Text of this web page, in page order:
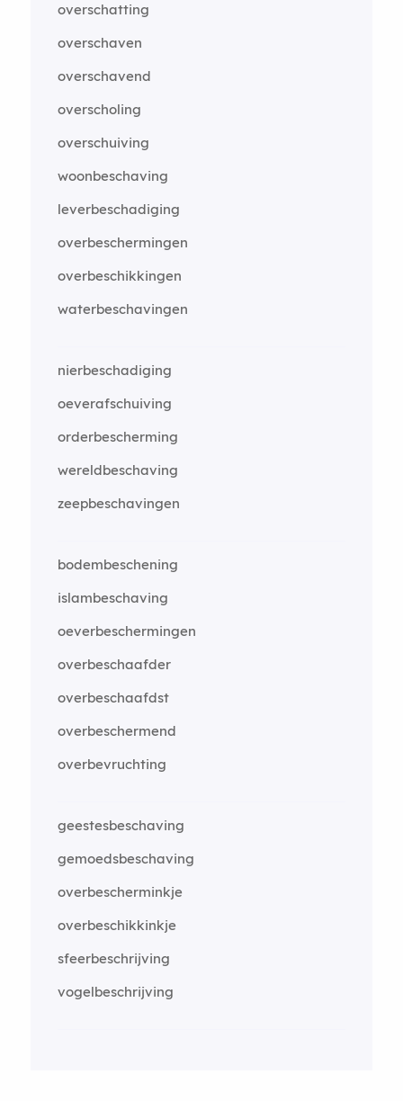
overschatting
overschaven
overschavend
overscholing
overschuiving
woonbeschaving
leverbeschadiging
overbeschermingen
overbeschikkingen
waterbeschavingen
nierbeschadiging
oeverafschuiving
orderbescherming
wereldbeschaving
zeepbeschavingen
bodembeschening
islambeschaving
oeverbeschermingen
overbeschaafder
overbeschaafdst
overbeschermend
overbevruchting
geestesbeschaving
gemoedsbeschaving
overbescherminkje
overbeschikkinkje
sfeerbeschrijving
vogelbeschrijving